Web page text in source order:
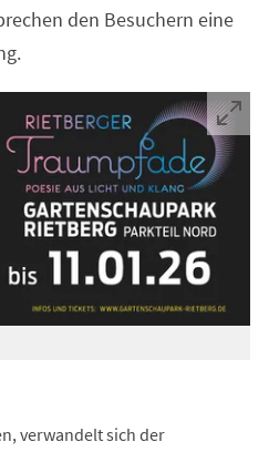
den Besuchern eine
verwandelt sich der